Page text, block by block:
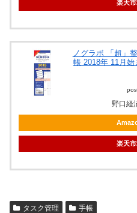
楽天
ノグラボ 「超」
帳 2018年 11月
野口経
楽天
タスク管理 手帳